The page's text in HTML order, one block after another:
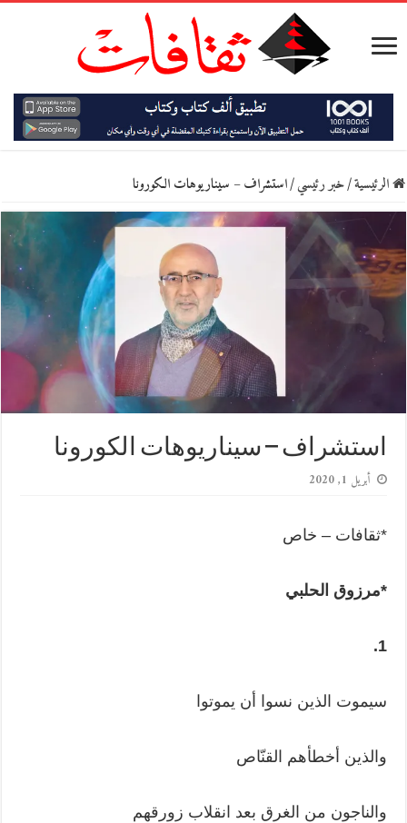
الرئيسية/خبر رئيسي/استشراف – سيناريوهات الكورونا
استشراف – سيناريوهات الكورونا
أبريل 1, 2020
*ثقافات – خاص
*مرزوق الحلبي
1.
سيموت الذين نسوا أن يموتوا
والذين أخطأهم القنّاص
والناجون من الغرق بعد انقلاب زورقهم